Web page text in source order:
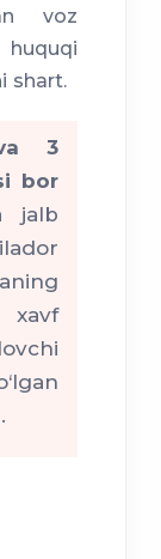
voz
shart.
3
bor
jalb
xavf